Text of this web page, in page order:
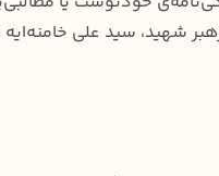
شهید، سید علی